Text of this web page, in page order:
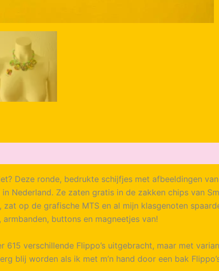
Deze ronde, bedrukte schijfjes met afbeeldingen
Nederland. Ze zaten gratis in de zakken chips van
zat op de grafische MTS en al mijn klasgenoten
buttons en magneetjes van!
615 verschillende Flippo’s uitgebracht, maar met
blij worden als ik met m’n hand door een bak